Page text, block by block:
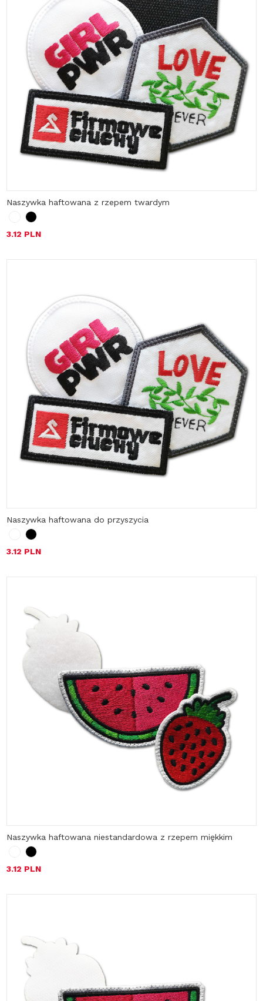
Naszywka haftowana z rzepem twardym
3.12 PLN
Naszywka haftowana do przyszycia
3.12 PLN
Naszywka haftowana niestandardowa z rzepem miękkim
3.12 PLN